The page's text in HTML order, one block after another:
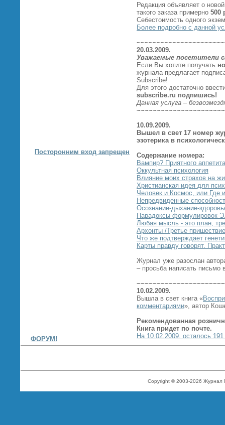
Редакция объявляет о
такого заказа примерно 500
Себестоимость одного
Более подробно с данной
20.03.2009.
Уважаемые посетители
Если Вы хотите получать
журнала предлагает
Subscribe!
Для этого достаточно
subscribe.ru подпишись!
Данная услуга –
10.09.2009.
Вышел в свет 17 номер
эзотерика в
Содержание номера:
Вампир? Приятного
Оккультная психология
Влияние моих страхов на
Христианская идея для
Человек и Космос, или Где
Непредвиденные
Осознание-дыхание-
Парадоксы формулировок
Любая мысль - это план,
Архонты /Третье
Что же подтверждает
Карты правду говорят.
Журнал уже разослан
– просьба написать письмо
10.02.2009.
Вышла в свет книга «
комментариями», автор
Рекомендованная
Книга придет по почте.
На 10.02.2009. осталось 191
Посторонним вход запрещен
ФОРУМ!
Copyright © 2003-2026 Журнал